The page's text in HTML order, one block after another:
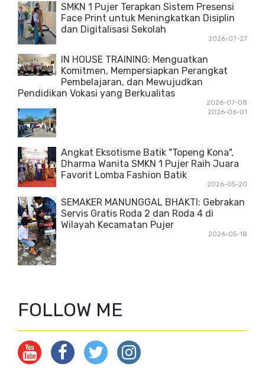
SMKN 1 Pujer Terapkan Sistem Presensi
Face Print untuk Meningkatkan Disiplin
dan Digitalisasi Sekolah
2026-07-27
IN HOUSE TRAINING: Menguatkan
Komitmen, Mempersiapkan Perangkat
Pembelajaran, dan Mewujudkan
Pendidikan Vokasi yang Berkualitas
2026-07-08
2026-06-01
Angkat Eksotisme Batik "Topeng Kona",
Dharma Wanita SMKN 1 Pujer Raih Juara
Favorit Lomba Fashion Batik
2026-05-20
SEMAKER MANUNGGAL BHAKTI: Gebrakan
Servis Gratis Roda 2 dan Roda 4 di
Wilayah Kecamatan Pujer
2026-05-18
FOLLOW ME